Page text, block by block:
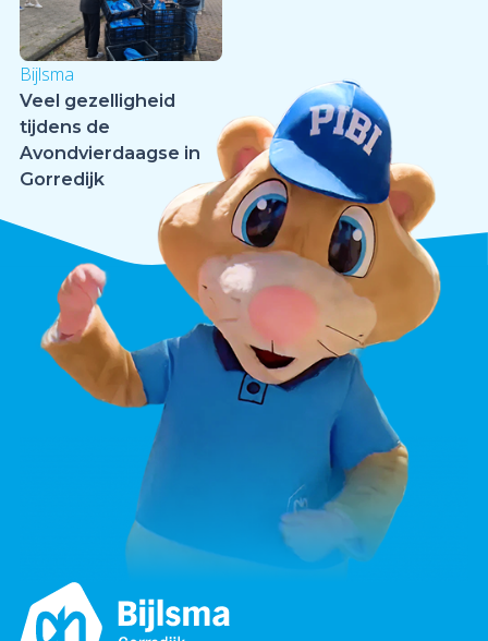
Bijlsma
Veel gezelligheid
tijdens de
Avondvierdaagse in
Gorredijk